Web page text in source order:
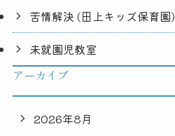
苦情解決 (田上キッズ保育園)
未就園児教室
アーカイブ
2026年8月